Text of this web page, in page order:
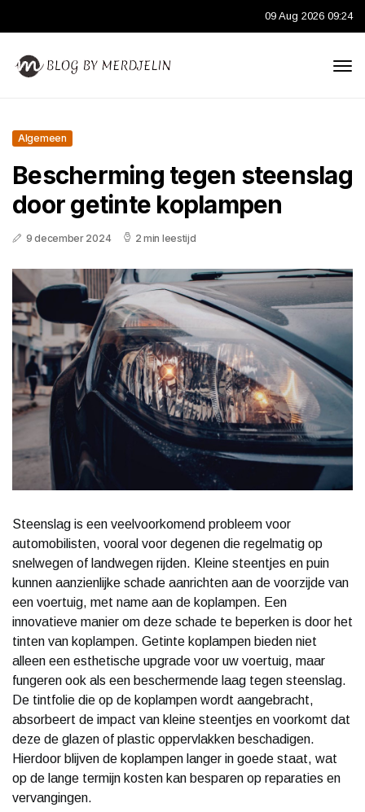
09 Aug 2026 09:24
Algemeen
Bescherming tegen steenslag
door getinte koplampen
9 december 2024 2 min leestijd
Steenslag is een veelvoorkomend probleem voor
automobilisten, vooral voor degenen die regelmatig op
snelwegen of landwegen rijden. Kleine steentjes en puin
kunnen aanzienlijke schade aanrichten aan de voorzijde van
een voertuig, met name aan de koplampen. Een
innovatieve manier om deze schade te beperken is door het
tinten van koplampen. Getinte koplampen bieden niet
alleen een esthetische upgrade voor uw voertuig, maar
fungeren ook als een beschermende laag tegen steenslag.
De tintfolie die op de koplampen wordt aangebracht,
absorbeert de impact van kleine steentjes en voorkomt dat
deze de glazen of plastic oppervlakken beschadigen.
Hierdoor blijven de koplampen langer in goede staat, wat
op de lange termijn kosten kan besparen op reparaties en
vervangingen.